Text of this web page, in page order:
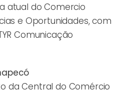
atual do Comercio
e Oportunidades, com
Comunicação
da Central do Comércio